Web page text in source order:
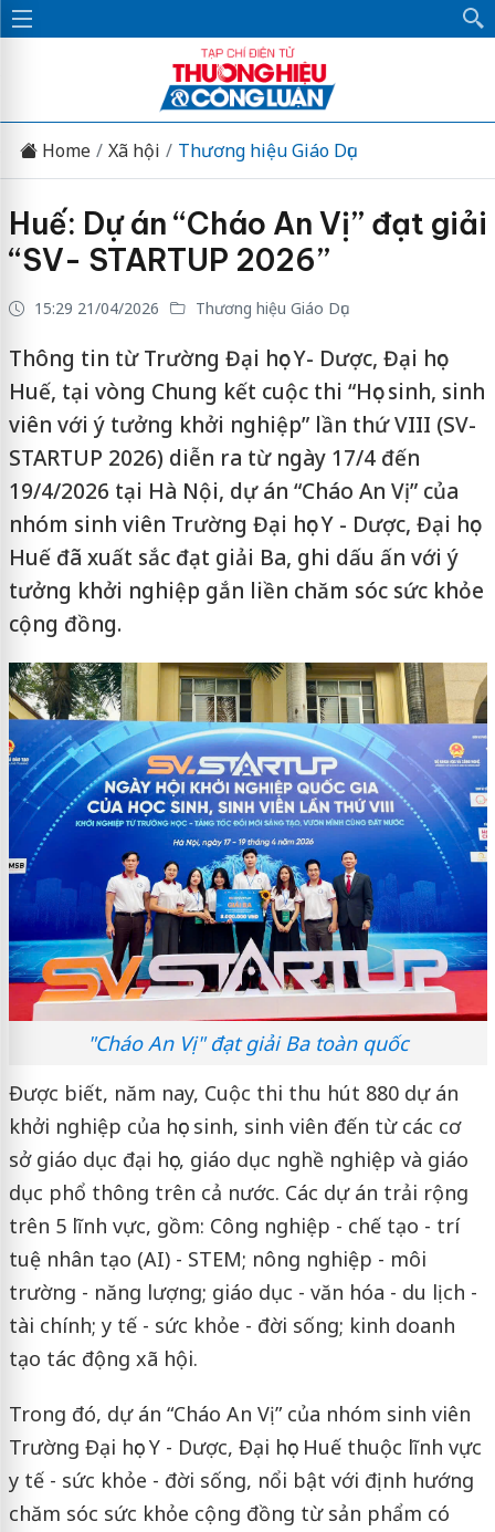
Home Xã hội Thương hiệu Giáo Dục
Huế: Dự án “Cháo An Vị” đạt giải
“SV- STARTUP 2026”
15:29 21/04/2026 Thương hiệu Giáo Dục
Thông tin từ Trường Đại học Y- Dược, Đại học
Huế, tại vòng Chung kết cuộc thi “Học sinh, sinh
viên với ý tưởng khởi nghiệp” lần thứ VIII (SV-
STARTUP 2026) diễn ra từ ngày 17/4 đến
19/4/2026 tại Hà Nội, dự án “Cháo An Vị” của
nhóm sinh viên Trường Đại học Y - Dược, Đại học
Huế đã xuất sắc đạt giải Ba, ghi dấu ấn với ý
tưởng khởi nghiệp gắn liền chăm sóc sức khỏe
cộng đồng.
"Cháo An Vị" đạt giải Ba toàn quốc
Được biết, năm nay, Cuộc thi thu hút 880 dự án
khởi nghiệp của học sinh, sinh viên đến từ các cơ
sở giáo dục đại học, giáo dục nghề nghiệp và giáo
dục phổ thông trên cả nước. Các dự án trải rộng
trên 5 lĩnh vực, gồm: Công nghiệp - chế tạo - trí
tuệ nhân tạo (AI) - STEM; nông nghiệp - môi
trường - năng lượng; giáo dục - văn hóa - du lịch -
tài chính; y tế - sức khỏe - đời sống; kinh doanh
tạo tác động xã hội.
Trong đó, dự án “Cháo An Vị” của nhóm sinh viên
Trường Đại học Y - Dược, Đại học Huế thuộc lĩnh vực
y tế - sức khỏe - đời sống, nổi bật với định hướng
chăm sóc sức khỏe cộng đồng từ sản phẩm có